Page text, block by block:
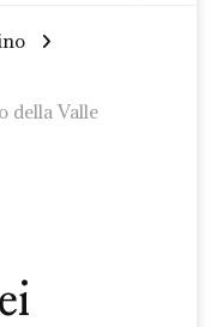
della Valle